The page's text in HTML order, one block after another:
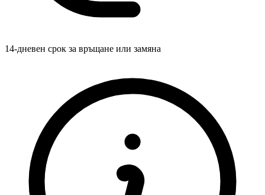
14-дневен срок за връщане или замяна